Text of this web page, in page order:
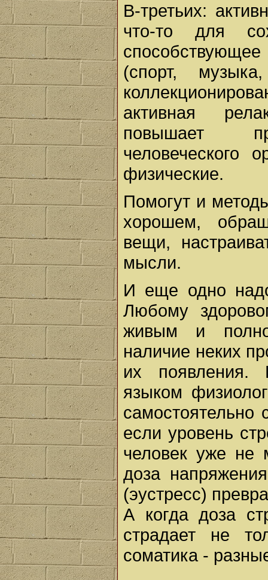
В-третьих:
что-то для
(спорт,
активная
повышает
человеческого
физические.
Помогут и
хорошем,
вещи,
мысли.
И еще одно
Любому
живым и
наличие неких
их появления.
языком
самостоятельно
если уровень
человек уже не
доза
(эустресс)
А когда доза
страдает не
соматика -